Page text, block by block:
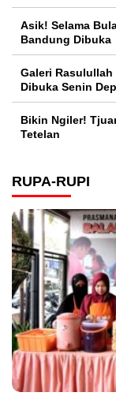
Asik! Selama
Bandung Dibuka
Galeri Rasulullah
Dibuka Senin
Bikin Ngiler!
Tetelan
RUPA-RUPI